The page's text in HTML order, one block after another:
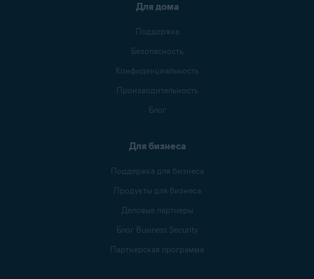
Для дома
Поддержка
Безопасность
Конфиденциальность
Производительность
Блог
Для бизнеса
Поддержка для бизнеса
Продукты для бизнеса
Деловые партнеры
Блог Business Security
Партнерская программа